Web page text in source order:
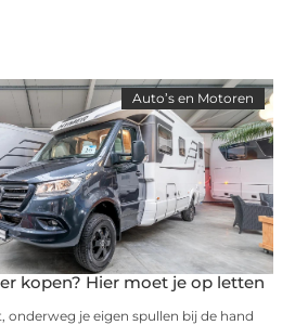
Auto’s en Motoren
kopen? Hier moet je op letten
onderweg je eigen spullen bij de hand